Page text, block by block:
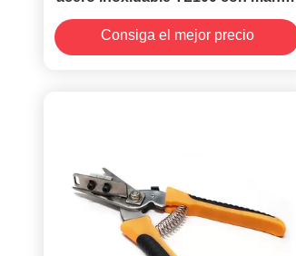
de plástico ESD negro
Consiga el mejor precio